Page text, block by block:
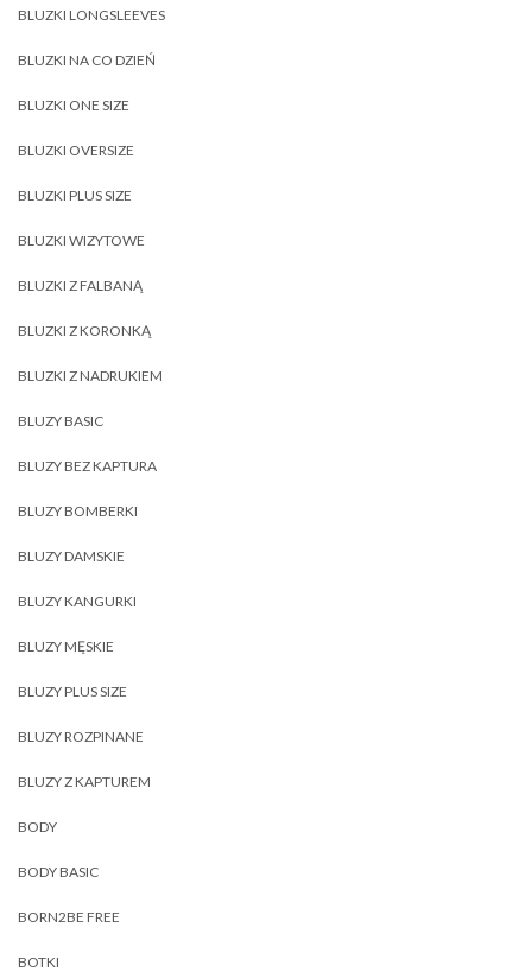
BLUZKI LONGSLEEVES
BLUZKI NA CO DZIEŃ
BLUZKI ONE SIZE
BLUZKI OVERSIZE
BLUZKI PLUS SIZE
BLUZKI WIZYTOWE
BLUZKI Z FALBANĄ
BLUZKI Z KORONKĄ
BLUZKI Z NADRUKIEM
BLUZY BASIC
BLUZY BEZ KAPTURA
BLUZY BOMBERKI
BLUZY DAMSKIE
BLUZY KANGURKI
BLUZY MĘSKIE
BLUZY PLUS SIZE
BLUZY ROZPINANE
BLUZY Z KAPTUREM
BODY
BODY BASIC
BORN2BE FREE
BOTKI